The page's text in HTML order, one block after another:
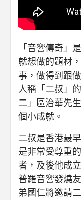
「音響傳奇」
就想做的題材
事，做得到跟
人稱「二叔」
二」區治華先
個小成就。
二叔是香港最
是非常受尊重
者，及後他成
普羅音響發燒
弟國仁將邀請